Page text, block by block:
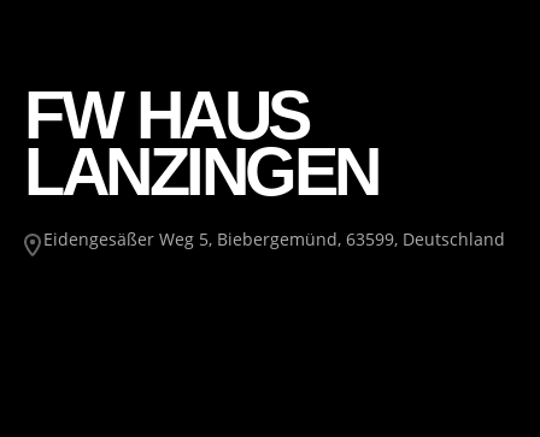
FW HAUS
LANZINGEN
Eidengesäßer Weg 5, Biebergemünd, 63599, Deutschland